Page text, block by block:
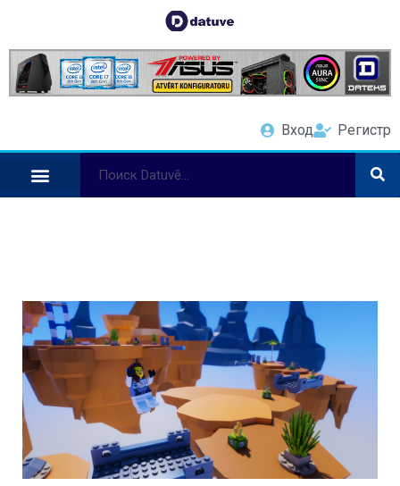
Вход Регистр